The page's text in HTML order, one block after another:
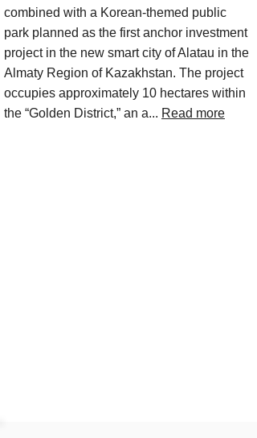
combined with a Korean-themed public
park planned as the first anchor investment
project in the new smart city of Alatau in the
Almaty Region of Kazakhstan. The project
occupies approximately 10 hectares within
the “Golden District,” an a... Read more